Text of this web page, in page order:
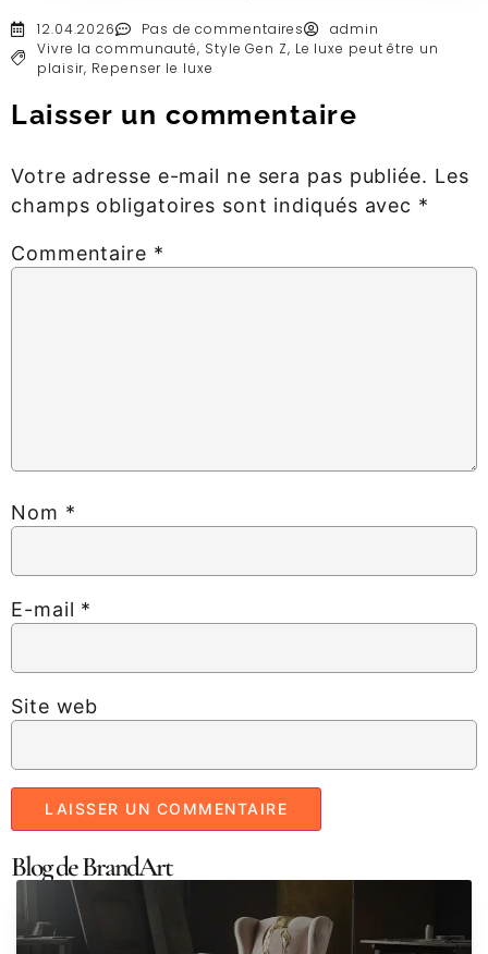
12.04.2026 Pas de commentaires
admin
Vivre la communauté, Style Gen Z, Le luxe peut être un
plaisir, Repenser le luxe
Laisser un commentaire
Votre adresse e-mail ne sera pas publiée. Les
champs obligatoires sont indiqués avec *
Commentaire *
Nom *
E-mail *
Site web
Blog de BrandArt